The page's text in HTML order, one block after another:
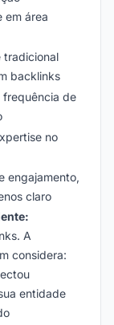
em área
tradicional
backlinks
frequência de
no
engajamento,
claro
A
considera:
entidade